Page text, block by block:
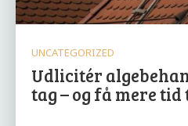
UNCATEGORIZED
Udlicitér
tag – og få mere